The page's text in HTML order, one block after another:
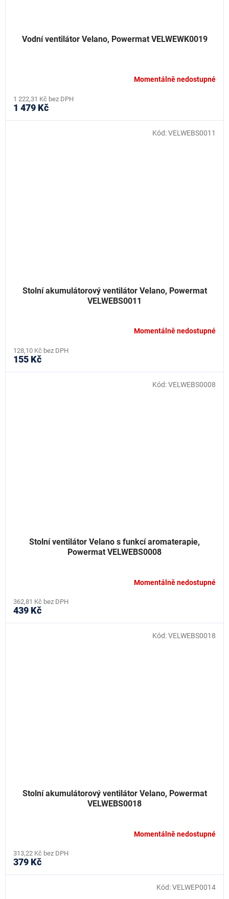
Vodní ventilátor Velano, Powermat VELWEWK0019
Momentálně nedostupné
1 222,31 Kč bez DPH
1 479 Kč
Stolní akumulátorový ventilátor Velano, Powermat
VELWEBS0011
Momentálně nedostupné
128,10 Kč bez DPH
155 Kč
Kód:VELWEBS0011
Stolní ventilátor Velano s funkcí aromaterapie,
Powermat VELWEBS0008
Momentálně nedostupné
362,81 Kč bez DPH
439 Kč
Kód:VELWEBS0008
Stolní akumulátorový ventilátor Velano, Powermat
VELWEBS0018
Momentálně nedostupné
313,22 Kč bez DPH
379 Kč
Kód:VELWEBS0018
Kód:VELWEP0014